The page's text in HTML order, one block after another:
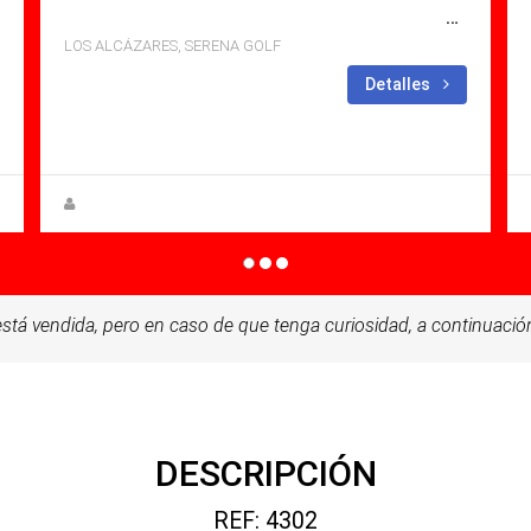
SE VENDE VILLA EN SERENA GOLF, LOS ALCÃ¡ZARES CON PISCINA
LOS ALCÁZARES, SERENA GOLF
Detalles
vendida, pero en caso de que tenga curiosidad, a
DESCRIPCIÓN
REF: 4302